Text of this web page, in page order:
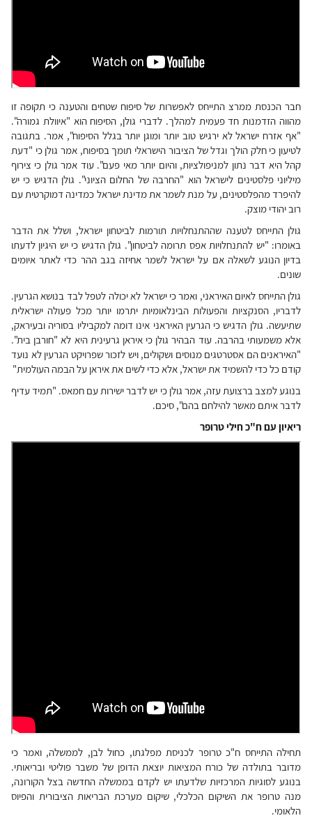
חבר הכנסת ממרצ התייחס לאפשרות של סיפוח שטחים והטענה כי תקופה זו
מהווה הזדמנות חד פעמית למהלך. לדברי גולן, הסיפוח הוא "איוולת גמורה".
"אף אזרח ישראל לא ירגיש טוב יותר ומוגן יותר בגלל הסיפוח", אמר. בתגובה
לטיעון כי חלק הולך וגדל של הציבור הישראלי תומך בסיפוח, אמר גולן כי "דעת
קהל היא דבר נתון למניפולציות, והיום יותר מאי פעם". עוד אמר גולן כי צירוף
מיליוני פלסטינים לישראל הוא "החרבה של החלום הציוני". גולן הדגיש כי יש
להיפרד מהפלסטינים, על מנת לשמר את מדינת ישראל כמדינה דמוקרטית עם
רוב יהודי מוצק.
גולן התייחס לטענה שההתנחלויות תורמות לביטחון ישראל, ושלל את הדבר
באומרו: "יש להתנחלויות אפס תרומה לביטחון". גולן הדגיש כי יש היגיון לדעתו
בדיון הנוגע לשאלה אם על ישראל לשמר אחיזה בגב ההר כדי לאתר איומים
שונים.
גולן התייחס לאיום האיראני, ואמר כי ישראל לא יכולה לטפל לבד בנושא הגרעין.
לדבריו, הסנקציות והפעולות הבינלאומיות יתרמו יותר מכל פעולה ישראלית
שתיעשה. גולן הדגיש כי הגרעין האיראני אינו דומה למקביליו בסוריה ובעיראק,
אלא משמעותי בהרבה. עוד הבהיר גולן כי איראן גרעינית היא לא "חורבן בית".
"האיראנים הם אסטרטגים מנוסים ושקולים, ויש לזכור שפרויקט הגרעין לא נועד
קודם כל כדי להשמיד את ישראל, אלא כדי לשים את איראן על הבמה העולמית"
בנוגע למצב ברצועת עזה, אמר גולן כי יש לדבר ישירות עם חמאס. "תמיד עדיף
לדבר איתם מאשר להילחם בהם", סיכם.
ריאיון עם ח"כ חילי טרופר
תחילה התייחס ח"כ טרופר לכניסת מפלגתו, כחול לבן, לממשלה, ואמר כי
מדובר בתולדה של כורח המציאות יוצאת הדופן של משבר פוליטי ובריאותי.
בנוגע לסוגיות המרכזיות שלדעתו יש לקדם בממשלה החדשה בצל הקורונה,
מנה טרופר את השיקום הכלכלי, שיקום מערכת הבריאות הציבורית והפיוס
הלאומי.